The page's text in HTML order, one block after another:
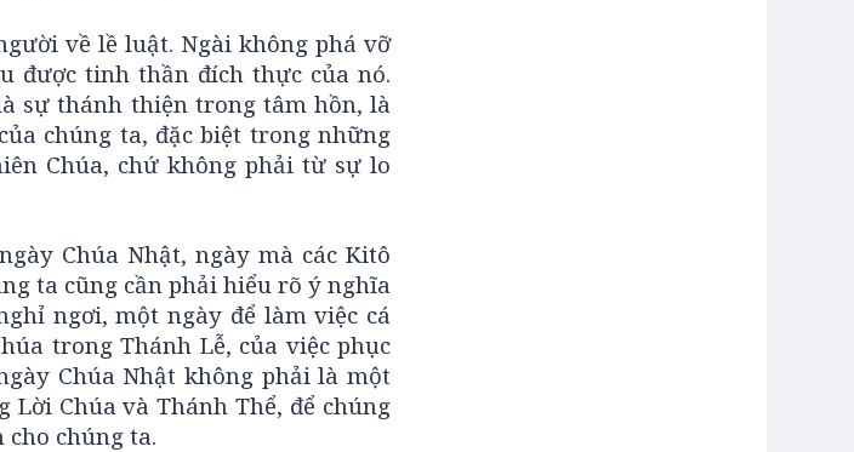
về lề luật. Ngài không phá vỡ
được tinh thần đích thực của nó.
sự thánh thiện trong tâm hồn, là
chúng ta, đặc biệt trong những
Chúa, chứ không phải từ sự lo
Chúa Nhật, ngày mà các Kitô
ta cũng cần phải hiểu rõ ý nghĩa
ngơi, một ngày để làm việc cá
trong Thánh Lễ, của việc phục
Chúa Nhật không phải là một
Chúa và Thánh Thể, để chúng
chúng ta.